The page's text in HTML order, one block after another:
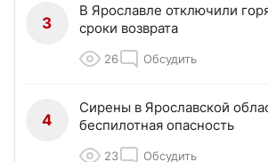
3
В Ярославле отключили
сроки возврата
26 Обсудить
4
Сирены в Ярославской
беспилотная опасность
23 Обсудить